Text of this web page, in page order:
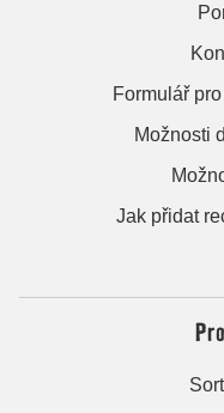
Formulář
Možnosti
Jak přidat